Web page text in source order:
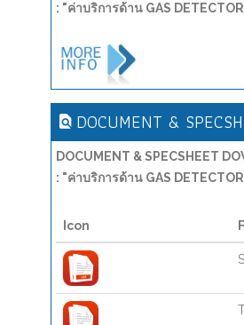
: "ค่าบริการด้าน GAS
DOCUMENT &
DOCUMENT & SPECSHEET
: "ค่าบริการด้าน GAS
Icon